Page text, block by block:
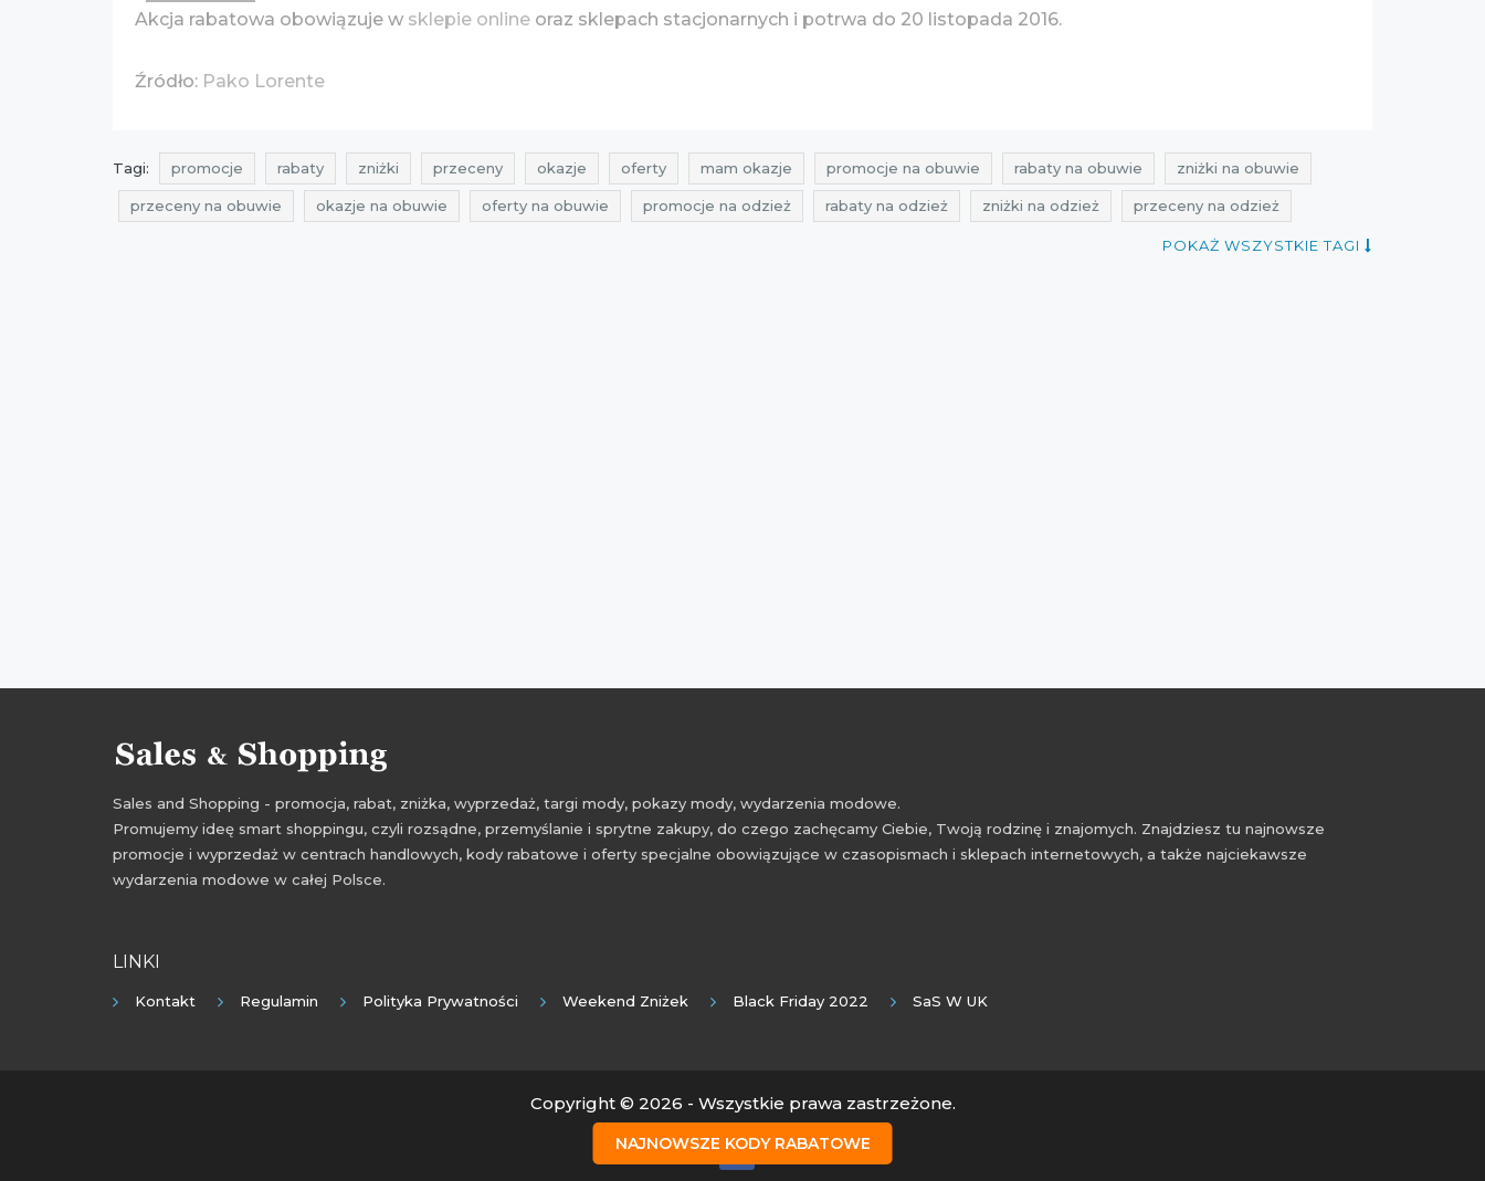
Akcja rabatowa obowiązuje w sklepie online oraz sklepach stacjonarnych i potrwa do 20 listopada 2016.
Źródło: Pako Lorente
Tagi: promocje rabaty zniżki przeceny okazje oferty mam okazje promocje na obuwie rabaty na obuwie zniżki na obuwie
przeceny na obuwie okazje na obuwie oferty na obuwie promocje na odzież rabaty na odzież zniżki na odzież przeceny na odzież
przeceny pako lorentePOKAŻ WSZYSTKIE TAGI
NAJNOWSZE KODY RABATOWE
Sales and Shopping - promocja, rabat, zniżka, wyprzedaż, targi mody, pokazy mody, wydarzenia modowe.
Promujemy ideę smart shoppingu, czyli rozsądne, przemyślanie i sprytne zakupy, do czego zachęcamy Ciebie, Twoją rodzinę i znajomych. Znajdziesz tu najnowsze
promocje i wyprzedaż w centrach handlowych, kody rabatowe i oferty specjalne obowiązujące w czasopismach i sklepach internetowych, a także najciekawsze
wydarzenia modowe w całej Polsce.
LINKI
Kontakt Regulamin Polityka Prywatności Weekend Zniżek Black Friday 2022 SaS W UK
Copyright © 2026 - Wszystkie prawa zastrzeżone.